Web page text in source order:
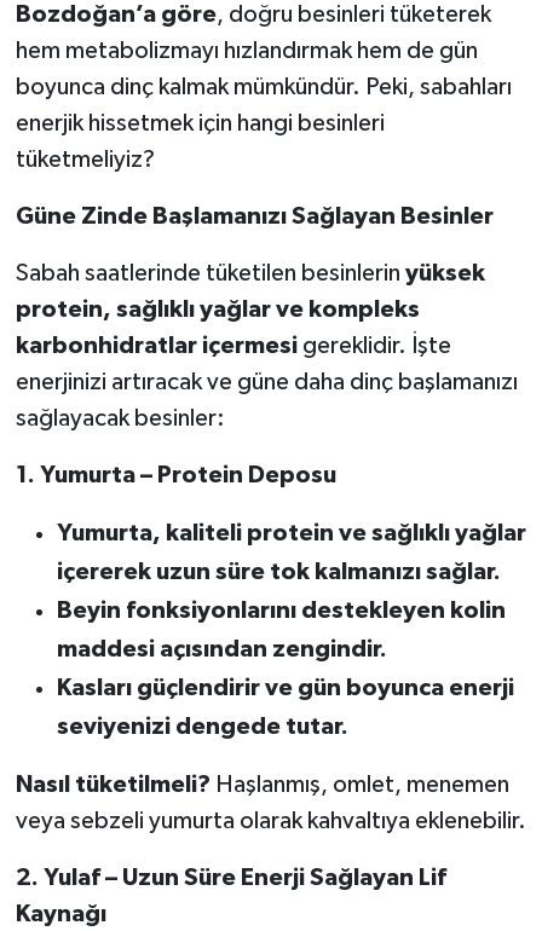
Bozdoğan’a göre, doğru besinleri tüketerek
hem metabolizmayı hızlandırmak hem de gün
boyunca dinç kalmak mümkündür. Peki, sabahları
enerjik hissetmek için hangi besinleri
tüketmeliyiz?
Güne Zinde Başlamanızı Sağlayan Besinler
Sabah saatlerinde tüketilen besinlerin yüksek
protein, sağlıklı yağlar ve kompleks
karbonhidratlar içermesigereklidir. İşte
enerjinizi artıracak ve güne daha dinç başlamanızı
sağlayacak besinler:
1. Yumurta – Protein Deposu
Yumurta, kaliteli protein ve sağlıklı yağlar
içererek uzun süre tok kalmanızı sağlar.
Beyin fonksiyonlarını destekleyen kolin
maddesi açısından zengindir.
Kasları güçlendirir ve gün boyunca enerji
seviyenizi dengede tutar.
Nasıl tüketilmeli? Haşlanmış, omlet, menemen
veya sebzeli yumurta olarak kahvaltıya eklenebilir.
2. Yulaf – Uzun Süre Enerji Sağlayan Lif
Kaynağı